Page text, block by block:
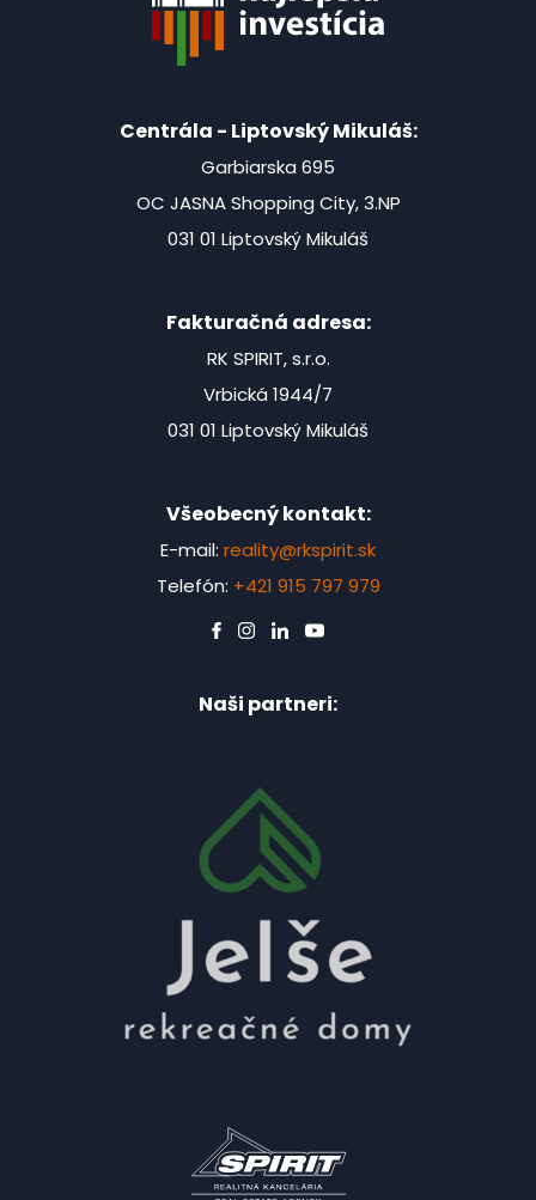
Centrála - Liptovský Mikuláš:
Garbiarska 695
OC JASNA Shopping City, 3.NP
031 01 Liptovský Mikuláš
Fakturačná adresa:
RK SPIRIT, s.r.o.
Vrbická 1944/7
031 01 Liptovský Mikuláš
Všeobecný kontakt:
E-mail: reality@rkspirit.sk
Telefón: +421 915 797 979
Naši partneri: